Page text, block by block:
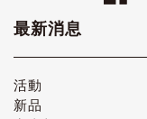
最新消息
活動
新品